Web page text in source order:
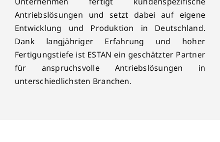
Antriebslösungen und setzt dabei auf eigene
Entwicklung und Produktion in Deutschland.
Dank langjähriger Erfahrung und hoher
Fertigungstiefe ist ESTAN ein geschätzter Partner
für anspruchsvolle Antriebslösungen in
unterschiedlichsten Branchen.